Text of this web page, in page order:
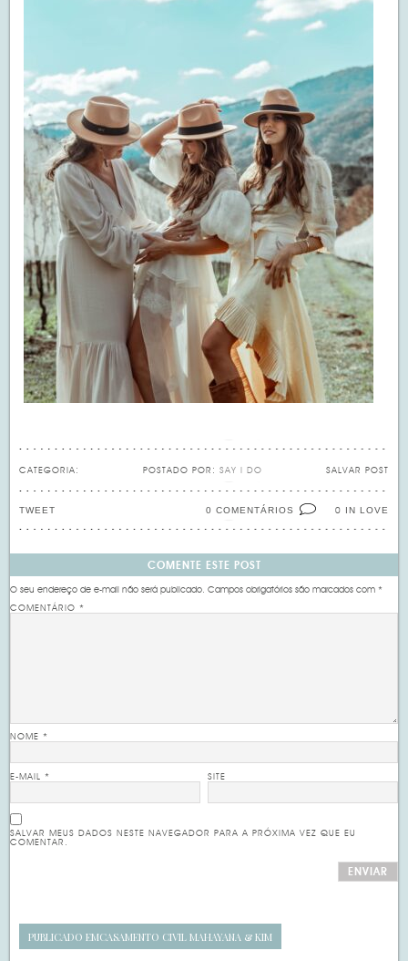
CATEGORIA: SALVAR POST
POSTADO POR: SAY I DO
0 IN LOVE
0 COMENTÁRIOS
TWEET
COMENTE ESTE POST
O seu endereço de e-mail não será publicado. Campos obrigatórios são marcados com*
COMENTÁRIO*
NOME*
E-MAIL* SITE
SALVAR MEUS DADOS NESTE NAVEGADOR PARA A PRÓXIMA VEZ QUE EU
COMENTAR.
PUBLICADO EMCASAMENTO CIVIL MAHAYANA & KIM